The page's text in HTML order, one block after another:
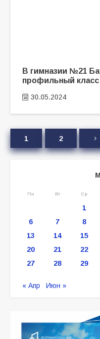
В гимназии №21
профильный
30.05.2024
1 2
Пн Вт Ср
1
6
7 8
13
14 15
20
21 22
27
28 29
« Апр Июн »